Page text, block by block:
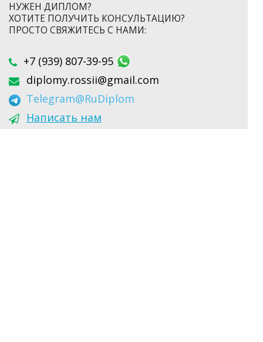
НУЖЕН ДИПЛОМ?
ХОТИТЕ ПОЛУЧИТЬ КОНСУЛЬТАЦИЮ?
ПРОСТО СВЯЖИТЕСЬ С НАМИ:
+7 (939) 807-39-95
diplomy.rossii@gmail.com
Telegram@RuDiplom
Написать нам